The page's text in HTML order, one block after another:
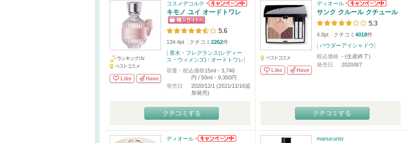
Like Have
コスメデコルテ
キモノ ユイ オードトワレ
5.6
134.4pt クチコミ 2262件
[ 香水・フレグランス(レディー
ス・ウィメンズ) / オードトワレ]
容量・税込価格15ml・3,740
円 / 50ml・9,350円
発売日
2020/12/1 (2021/11/16追
加発売)
クチコミする
Like Have
ディオール
サンク クルール クチュール
5.3
4.8pt クチコミ 4018件
[ パウダーアイシャドウ]
税込価格 - (生産終了)
発売日
2020/8/7
クチコミする
ディオール manucurist